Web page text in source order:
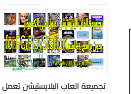
تجميعة العاب البلايستيشن تعمل